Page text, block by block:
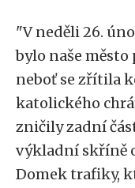
"V neděli 26.
bylo naše
neboť se zřítila
katolického
zničily zadní
výkladní skříně
Domek trafiky,